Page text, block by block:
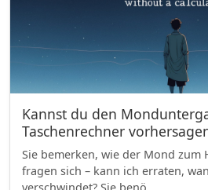
Kannst du den
Taschenrechner
Sie bemerken, wie der Mond zum
fragen sich – kann ich erraten,